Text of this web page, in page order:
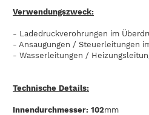
Verwendungszweck:
- Ladedruckverohrungen im
- Ansaugungen / Steuerleitungen
- Wasserleitungen /
Technische Details:
Innendurchmesser: 102mm